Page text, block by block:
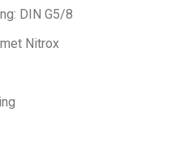
DIN G5/8
Nitrox